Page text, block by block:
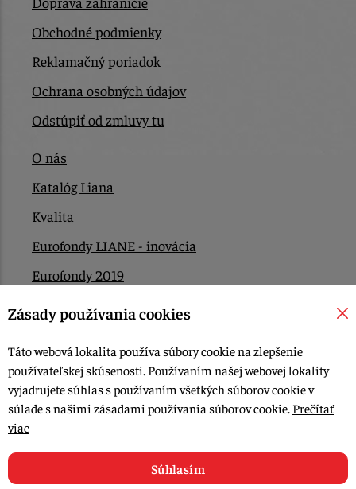
Obchodné podmienky
Reklamačný poriadok
Ochrana osobných údajov
Odstúpiť od zmluvy tu
O nás
Katalóg Liana
Kvalita
Eurofondy LIANE - inovácia
Eurofondy 2019
Eurofondy 2022/2023
Kontakt
© 2015-2026, LIANA GOLIAŠ s.r.o. všetky práva vyhradené.
Upraviť nastavenia Cookies
Zásady používania cookies
Táto webová lokalita používa súbory cookie na zlepšenie
používateľskej skúsenosti. Používaním našej webovej lokality
vyjadrujete súhlas s používaním všetkých súborov cookie v
súlade s našimi zásadami používania súborov cookie. Prečítať
viac
Súhlasím